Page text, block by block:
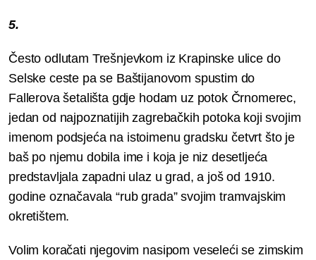
5.
Često odlutam Trešnjevkom iz Krapinske ulice do
Selske ceste pa se Baštijanovom spustim do
Fallerova šetališta gdje hodam uz potok Črnomerec,
jedan od najpoznatijih zagrebačkih potoka koji svojim
imenom podsjeća na istoimenu gradsku četvrt što je
baš po njemu dobila ime i koja je niz desetljeća
predstavljala zapadni ulaz u grad, a još od 1910.
godine označavala “rub grada” svojim tramvajskim
okretištem.
Volim koračati njegovim nasipom veseleći se zimskim